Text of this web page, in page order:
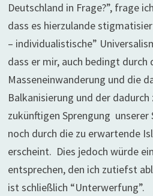
Deutschland in Frage?”, frage
dass es hierzulande
– individualistische”
dass er mir, auch bedingt durch
Masseneinwanderung und die
Balkanisierung und der
zukünftigen Sprengung
noch durch die zu erwartende
erscheint. Dies jedoch würde
entsprechen, den ich zutiefst
ist schließlich “Unterwerfung”.